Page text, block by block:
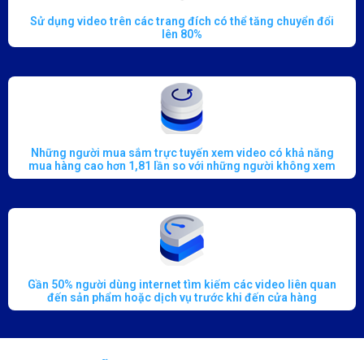
Sử dụng video trên các trang đích có thể tăng chuyển đổi
lên 80%
Những người mua sắm trực tuyến xem video có khả năng
mua hàng cao hơn 1,81 lần so với những người không xem
Gần 50% người dùng internet tìm kiếm các video liên quan
đến sản phẩm hoặc dịch vụ trước khi đến cửa hàng